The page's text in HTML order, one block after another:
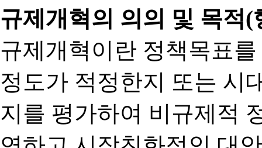
규제개혁의 의의 및 목적
규제개혁이란 정책목표
정도가 적정한지 또는 시
지를 평가하여 비규제적